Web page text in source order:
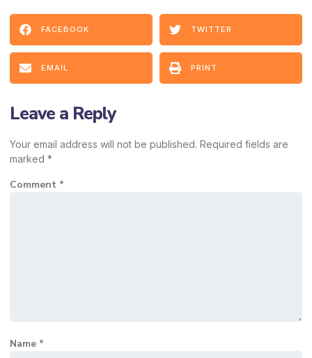
FACEBOOK TWITTER
EMAIL PRINT
Leave a Reply
Your email address will not be published. Required fields are
marked *
Comment *
Name *